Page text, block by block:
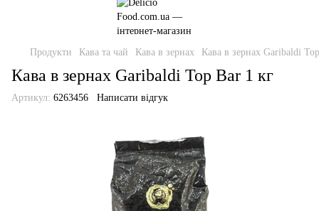
Продукти Кава та чай Кава в зернах Кава в зернах Garibaldi
Кава в зернах Garibaldi Top Bar 1 кг
Артикул: 6263456 Написати відгук